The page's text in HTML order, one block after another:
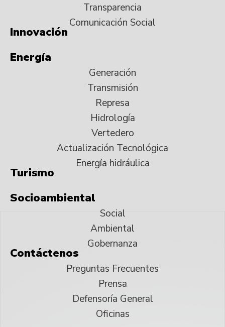
Transparencia
Comunicación Social
Innovación
Energía
Generación
Transmisión
Represa
Hidrología
Vertedero
Actualización Tecnológica
Energía hidráulica
Turismo
Socioambiental
Social
Ambiental
Gobernanza
Contáctenos
Preguntas Frecuentes
Prensa
Defensoría General
Oficinas